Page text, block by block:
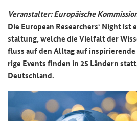
Ver­an­stal­ter: Eu­ro­päi­sche
Die European Researchers‘ Nightist
stal­tung, wel­che die Viel­falt der
fluss auf den All­tag auf
ri­ge Events fin­den in 25 Län­dern
Deutsch­land.